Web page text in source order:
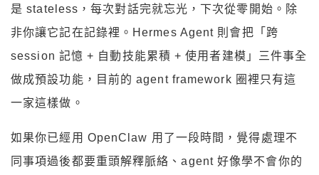
是 stateless，每次對話完就忘光，下次從零開始。除
非你讓它記在記錄裡。Hermes Agent 則會把「跨
session 記憶 + 自動技能累積 + 使用者建模」三件事全
做成預設功能，目前的 agent framework 圈裡只有這
一家這樣做。
如果你已經用 OpenClaw 用了一段時間，覺得處理不
同事項過後都要重頭解釋脈絡、agent 好像學不會你的